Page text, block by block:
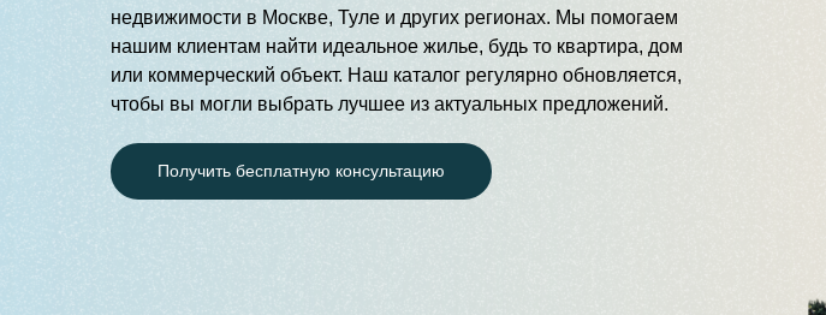
недвижимости в Москве, Туле и других регионах. Мы помогаем
нашим клиентам найти идеальное жилье, будь то квартира, дом
или коммерческий объект. Наш каталог регулярно обновляется,
чтобы вы могли выбрать лучшее из актуальных предложений.
Получить бесплатную консультацию